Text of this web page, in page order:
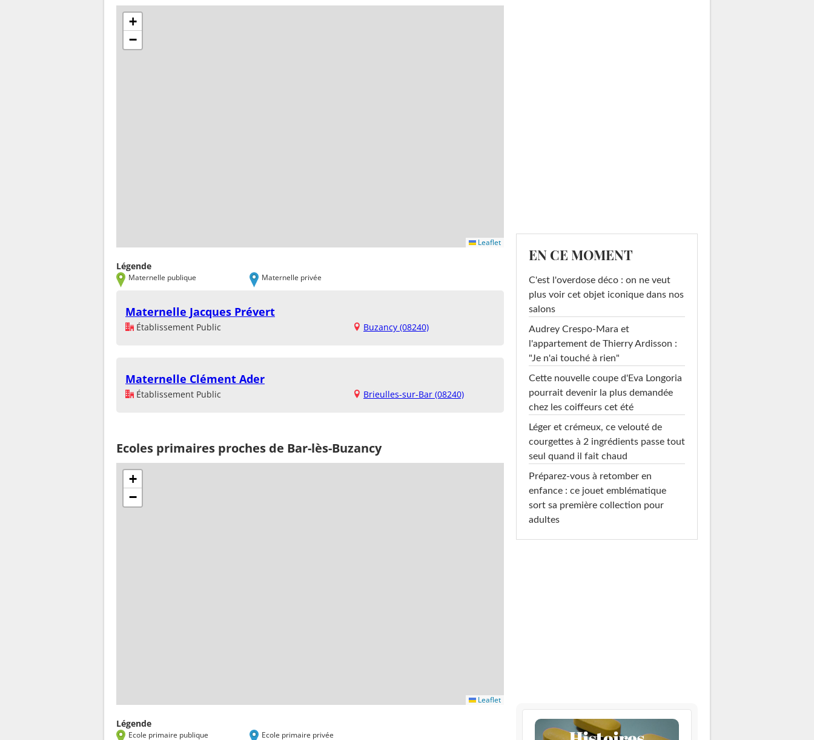
+
−
Leaflet
Légende
Maternelle publique Maternelle privée
Maternelle Jacques Prévert
Établissement Public Buzancy (08240)
Maternelle Clément Ader
Établissement Public Brieulles-sur-Bar (08240)
Ecoles primaires proches de Bar-lès-Buzancy
+
−
Leaflet
Légende
Ecole primaire publique Ecole primaire privée
EN CE MOMENT
C'est l'overdose déco : on ne veut
plus voir cet objet iconique dans nos
salons
Audrey Crespo-Mara et
l'appartement de Thierry Ardisson :
"Je n'ai touché à rien"
Cette nouvelle coupe d'Eva Longoria
pourrait devenir la plus demandée
chez les coiffeurs cet été
Léger et crémeux, ce velouté de
courgettes à 2 ingrédients passe tout
seul quand il fait chaud
Préparez-vous à retomber en
enfance : ce jouet emblématique
sort sa première collection pour
adultes